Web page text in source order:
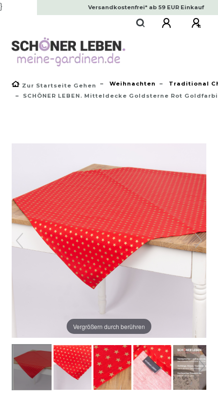
} Versandkostenfrei* ab 59 EUR Einkauf
Zur Startseite Gehen Weihnachten
Traditional
SCHÖNER LEBEN. Mitteldecke Goldsterne Rot
Vergrößern durch berühren